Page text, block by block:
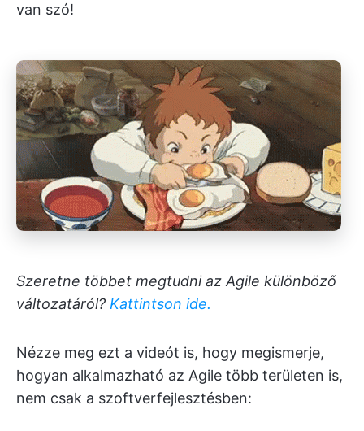
van szó!
Szeretne többet megtudni az Agile különböző
változatáról? Kattintson ide.
Nézze meg ezt a videót is, hogy megismerje,
hogyan alkalmazható az Agile több területen is,
nem csak a szoftverfejlesztésben: